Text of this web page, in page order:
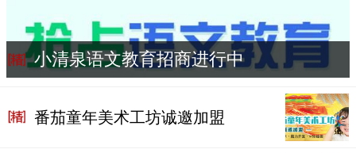
小清泉语文教育招商进行中
番茄童年美术工坊诚邀加盟